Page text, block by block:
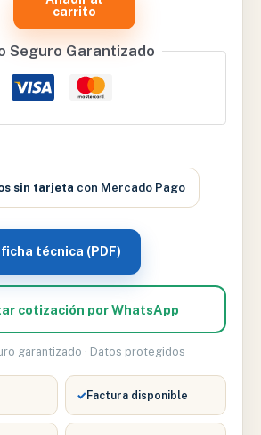
carrito
Seguro Garantizado
sin tarjeta con Mercado Pago
técnica (PDF)
cotización por WhatsApp
garantizado · Datos protegidos
✓Factura disponible